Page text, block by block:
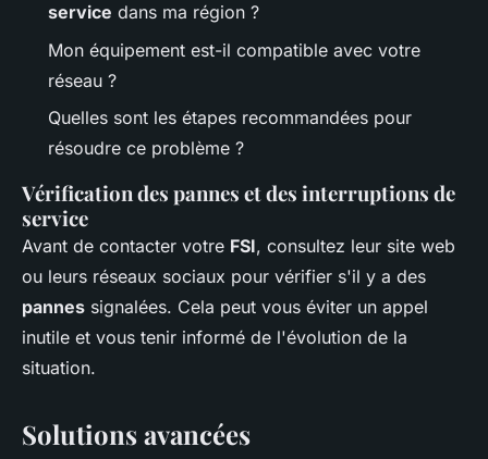
service dans ma région ?
Mon équipement est-il compatible avec votre
réseau ?
Quelles sont les étapes recommandées pour
résoudre ce problème ?
Vérification des pannes et des interruptions de
service
Avant de contacter votre FSI, consultez leur site web
ou leurs réseaux sociaux pour vérifier s'il y a des
pannes signalées. Cela peut vous éviter un appel
inutile et vous tenir informé de l'évolution de la
situation.
Solutions avancées